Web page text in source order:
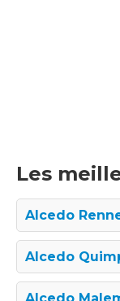
Les
Alcedo
Alcedo
Alcedo